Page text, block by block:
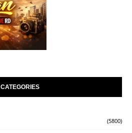
CATEGORIES
(5800)